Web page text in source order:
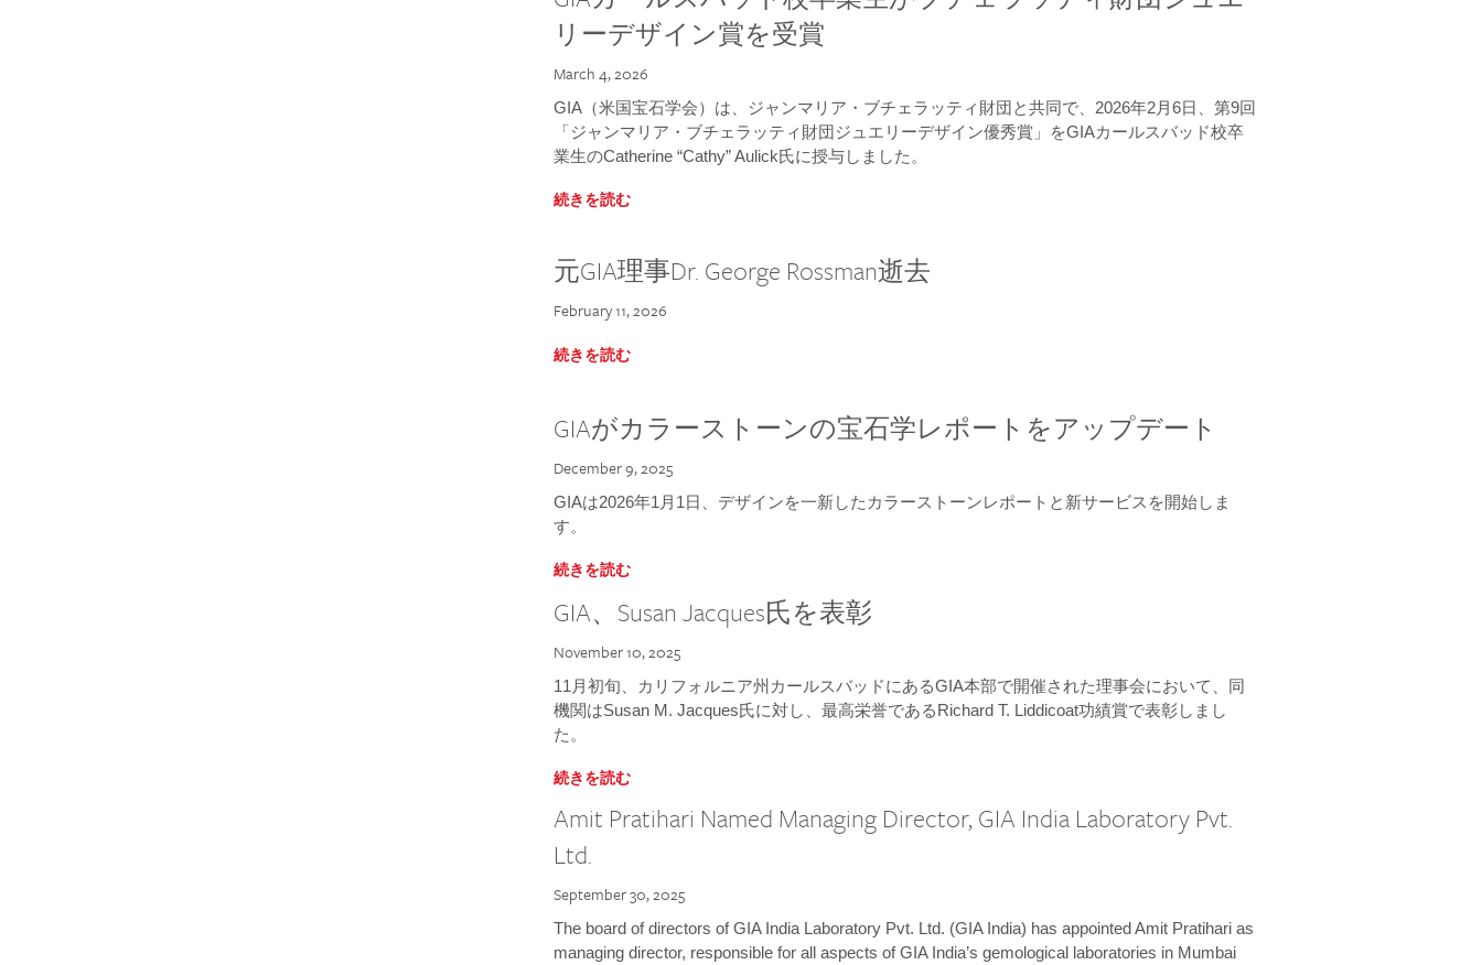
リーデザイン賞を受賞
March 4, 2026
GIA（米国宝石学会）は、ジャンマリア・ブチェラッティ財団と共同で、2026年2月6日、第9回
「ジャンマリア・ブチェラッティ財団ジュエリーデザイン優秀賞」をGIAカールスバッド校卒
業生のCatherine “Cathy” Aulick氏に授与しました。
続きを読む
元GIA理事Dr. George Rossman逝去
February 11, 2026
続きを読む
GIAがカラーストーンの宝石学レポートをアップデート
December 9, 2025
GIAは2026年1月1日、デザインを一新したカラーストーンレポートと新サービスを開始しま
す。
続きを読む
GIA、Susan Jacques氏を表彰
November 10, 2025
11月初旬、カリフォルニア州カールスバッドにあるGIA本部で開催された理事会において、同
機関はSusan M. Jacques氏に対し、最高栄誉であるRichard T. Liddicoat功績賞で表彰しまし
た。
続きを読む
Amit Pratihari Named Managing Director, GIA India Laboratory Pvt.
Ltd.
September 30, 2025
The board of directors of GIA India Laboratory Pvt. Ltd. (GIA India) has appointed Amit Pratihari as
managing director, responsible for all aspects of GIA India’s gemological laboratories in Mumbai